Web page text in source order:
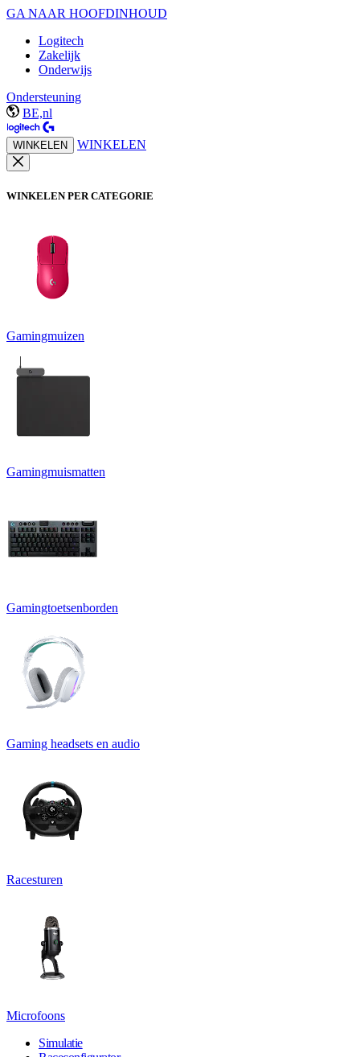
GA NAAR HOOFDINHOUD
Logitech
Zakelijk
Onderwijs
Ondersteuning
BE,nl
WINKELEN WINKELEN
WINKELEN PER CATEGORIE
Gamingmuizen
Gamingmuismatten
Gamingtoetsenborden
Gaming headsets en audio
Racesturen
Microfoons
Simulatie